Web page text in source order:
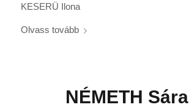
KESERÜ Ilona
Olvass tovább
NÉMETH Sára